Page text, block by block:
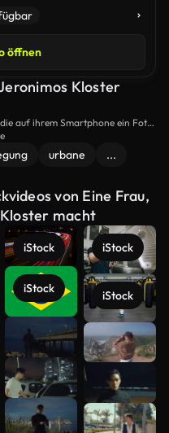
öffnen
Kloster
auf ihrem Smartphone ein Foto
des portugiesischen Late
urbane ...
von Eine Frau,
macht
iStock
iStock
iStock
iStock
Mehr
anzeigen